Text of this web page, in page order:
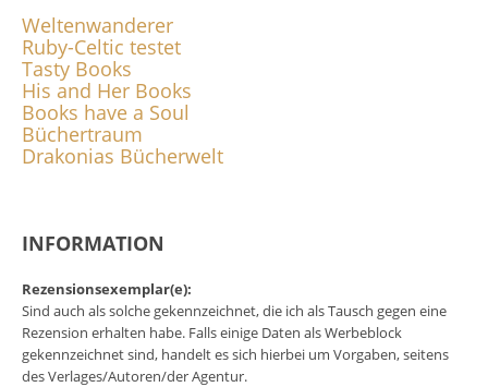
Weltenwanderer
Ruby-Celtic testet
Tasty Books
His and Her Books
Books have a Soul
Büchertraum
Drakonias Bücherwelt
INFORMATION
Rezensionsexemplar(e):
Sind auch als solche gekennzeichnet, die ich als Tausch gegen eine
Rezension erhalten habe. Falls einige Daten als Werbeblock
gekennzeichnet sind, handelt es sich hierbei um Vorgaben, seitens
des Verlages/Autoren/der Agentur.